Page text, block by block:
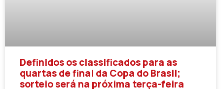
Definidos os classificados para as
quartas de final da Copa do Brasil;
sorteio será na próxima terça-feira